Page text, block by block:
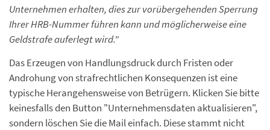
Unternehmen erhalten, dies zur vorübergehenden Sperrung
Ihrer HRB-Nummer führen kann und möglicherweise eine
Geldstrafe auferlegt wird."
Das Erzeugen von Handlungsdruck durch Fristen oder
Androhung von strafrechtlichen Konsequenzen ist eine
typische Herangehensweise von Betrügern. Klicken Sie bitte
keinesfalls den Button "Unternehmensdaten aktualisieren",
sondern löschen Sie die Mail einfach. Diese stammt nicht